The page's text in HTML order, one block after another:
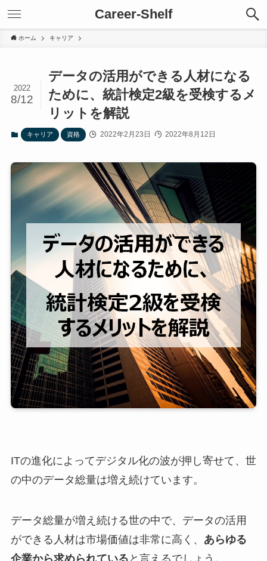
Career-Shelf
ホーム キャリア
データの活用ができる人材になる
ために、統計検定2級を受検するメ
リットを解説
2022
8/12
キャリア 資格 2022年2月23日 2022年8月12日
ITの進化によってデジタル化の波が押し寄せて、世
の中のデータ総量は増え続けています。
データ総量が増え続ける世の中で、 データの活用
ができる人材は市場価値は非常に高く、 あらゆる
企業から求められている と言えるでしょう。